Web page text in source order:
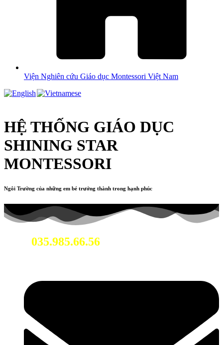
Viện Nghiên cứu Giáo dục Montessori Việt Nam
HỆ THỐNG GIÁO DỤC
SHINING STAR
MONTESSORI
Ngôi Trường của những em bé trưởng thành trong hạnh phúc
035.985.66.56